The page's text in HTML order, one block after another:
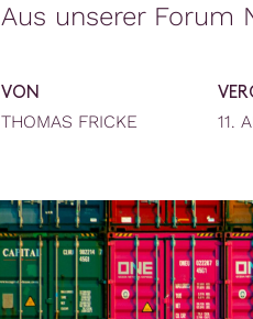
Aus unserer Forum
VON
THOMAS FRICKE 11.